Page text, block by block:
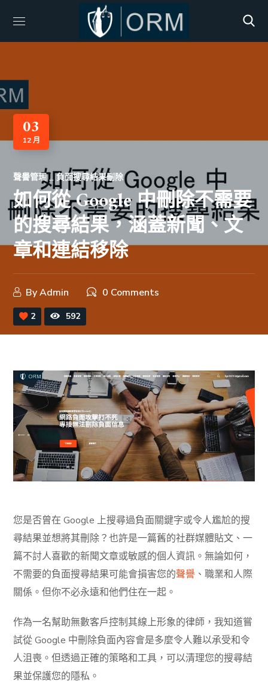
03
12 月
聲譽管理 負面搜尋結果刪除
如何從 Google 中刪除不需要
的搜尋結果，涵蓋新聞、文
章和連結移除
ByAdmin 0 Comments
2 592
您是否曾在 Google 上搜尋過負面關鍵字或令人尷尬的搜
尋結果並想將其刪除？也許是一篇舊的社群媒體貼文、一
篇不討人喜歡的新聞文章或敏感的個人資訊。無論如何，
不需要的負面搜尋結果可能會損害您的聲譽 、職業和人際
關係。但你不必永遠和他們住在一起。
作為一名幫助無數客戶控制其線上形象的律師，我知道嘗
試從 Google 中刪除負面內容會是多麼令人難以承受和令
人沮喪。但透過正確的策略和工具，可以清理您的搜尋結
果並保護您的隱私。